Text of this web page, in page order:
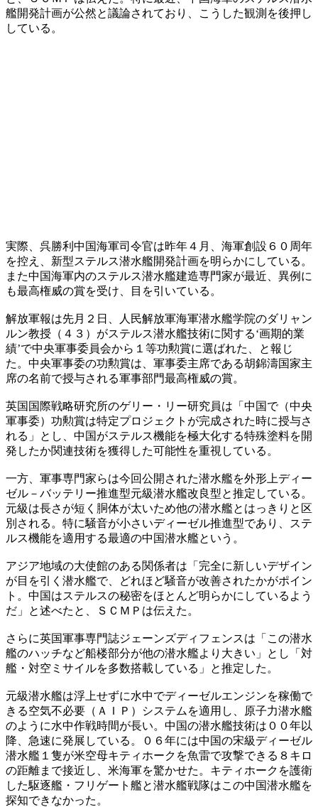
艦開発計画が公然と議論されており、こうした観測を後押し
している。
実際、呉勝利中国海軍司令官は昨年４月、海軍創設６０周年
を控え、新型ステルス潜水艦開発計画を明らかにしている。
また中国海軍内のステルス潜水艦建造専門家が最近、異例に
も最高権威の賞を受け、目を引いている。
解放軍報は先月２日、人民解放軍海軍潜水艦学院のダリャン
ルン教授（４３）がステルス潜水艦技術に関する‘画期的業
績’で中央軍事委員会から１等功勲賞に選ばれた、と報じ
た。中央軍事委の功勲賞は、軍事委主席である胡錦濤国家主
席の名前で授与される軍事部門最高権威の賞。
英国国際戦略研究所のゲリー・リー研究員は「中国で（中央
軍事委）功勲賞は特定プロジェクトが完成された時に授与さ
れる」とし、中国がステルス機能を極大化する特殊塗料を開
発したか関連技術を獲得した可能性を重視している。
一方、軍事専門家らは今回公開された潜水艦を外形上ディー
ゼル－バッテリー推進型元級潜水艦改良型と推定している。
元級は長さが短く胴体が太いため他の潜水艦とはっきりと区
別される。特に騒音が小さいディーゼル推進型であり、ステ
ルス機能を適用する最適の中国潜水艦という。
アジア地域の大使館のある関係者は「完全に新しいデザイン
が目を引く潜水艦で、どれほど騒音が改善されたかがポイン
ト。中国はステルスの秘密をほとんど明らかにしているよう
だ」と述べたと、ＳＣＭＰは伝えた。
さらに英国軍事専門誌ジェーンズディフェンスは「この潜水
艦のハッチなど船楼部分が他の潜水艦より大きい」とし「対
艦・対空ミサイルを多数搭載している」と推定した。
元級潜水艦は浮上せずに水中でディーゼルエンジンを稼働で
きる空気不必要（ＡＩＰ）システムを適用し、原子力潜水艦
のように水中作戦時間が長い。中国の潜水艦技術は００年以
降、急速に発展している。０６年には中国の宋級ディーゼル
潜水艦１隻が米空母キティホークを魚雷で攻撃できる８キロ
の距離まで接近し、米海軍を驚かせた。キティホークを護衛
した駆逐艦・フリゲート艦と潜水艦戦隊はこの中国潜水艦を
探知できなかった。